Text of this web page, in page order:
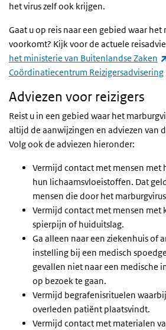
het virus zelf ook krijgen.
Gaat u op reis naar een gebied waar het
voorkomt? Kijk voor de actuele
het ministerie van Buitenlandse Zaken
Coördinatiecentrum Reizigersadvisering
Adviezen voor reizigers
Reist u in een gebied waar het
altijd de aanwijzingen en adviezen van
Volg ook de adviezen hieronder:
Vermijd contact met mensen met
hun lichaamsvloeistoffen. Dat
mensen die door het
Vermijd contact met mensen met
spierpijn of huiduitslag.
Ga alleen naar een ziekenhuis of
instelling bij een medisch
gevallen niet naar een medische
op bezoek te gaan.
Vermijd begrafenisrituelen
overleden patiënt plaatsvindt.
Vermijd contact met materialen